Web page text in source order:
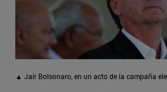
▲ Jair Bolsonaro, en un acto de la campaña